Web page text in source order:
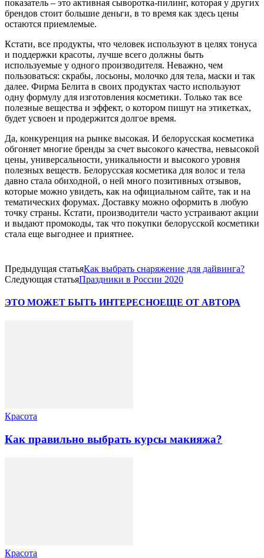
показатель – это активная сыворотка-пилинг, которая у других
брендов стоит большие деньги, в то время как здесь цены
остаются приемлемые.
Кстати, все продукты, что человек используют в целях тонуса
и поддержки красоты, лучше всего должны быть
используемые у одного производителя. Неважно, чем
пользоваться: скрабы, лосьоны, молочко для тела, маски и так
далее. Фирма Белита в своих продуктах часто используют
одну формулу для изготовления косметики. Только так все
полезные вещества и эффект, о котором пишут на этикетках,
будет усвоен и продержится долгое время.
Да, конкуренция на рынке высокая. И белорусская косметика
обгоняет многие бренды за счет высокого качества, невысокой
цены, универсальности, уникальности и высокого уровня
полезных веществ. Белорусская косметика для волос и тела
давно стала обиходной, о ней много позитивных отзывов,
которые можно увидеть, как на официальном сайте, так и на
тематических форумах. Доставку можно оформить в любую
точку страны. Кстати, производители часто устраивают акции
и выдают промокоды, так что покупки белорусской косметики
стала еще выгоднее и приятнее.
Предыдущая статьяКак выбрать снаряжение для дайвинга?
Следующая статьяПраздники в России 2020
ЭТО МОЖЕТ БЫТЬ ИНТЕРЕСНОЕЩЕ ОТ АВТОРА
Красота
Как правильно выбрать курсы макияжа?
Красота